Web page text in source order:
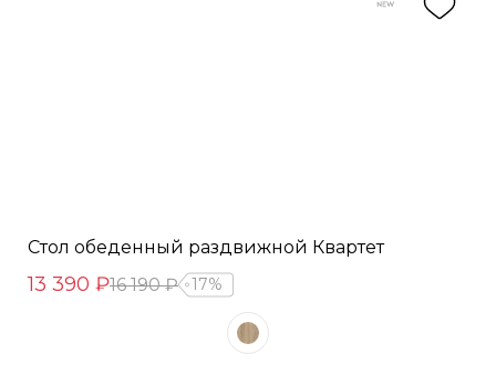
Стол обеденный раздвижной Квартет
13 390 ₽16 190 ₽ 17%